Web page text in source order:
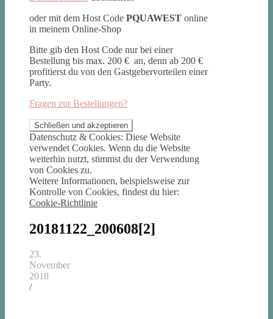
oder mit dem Host Code PQUAWEST online
in meinem Online-Shop
Bitte gib den Host Code nur bei einer
Bestellung bis max. 200 € an, denn ab 200 €
profitierst du von den Gastgebervorteilen einer
Party.
Fragen zur Bestellungen?
Datenschutz & Cookies: Diese Website
verwendet Cookies. Wenn du die Website
weiterhin nutzt, stimmst du der Verwendung
von Cookies zu.
Weitere Informationen, beispielsweise zur
Kontrolle von Cookies, findest du hier:
Cookie-Richtlinie
20181122_200608[2]
23.
November
2018
/